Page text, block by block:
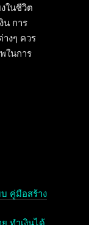
ในชีวิต
น การ
งๆ ควร
ในการ
คู่มือสร้าง